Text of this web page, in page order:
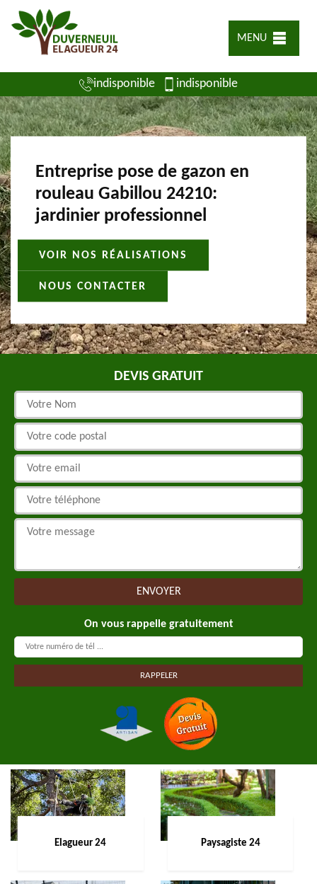
MENU
indisponible indisponible
Entreprise pose de gazon en
rouleau Gabillou 24210:
jardinier professionnel
VOIR NOS RÉALISATIONS
NOUS CONTACTER
DEVIS GRATUIT
On vous rappelle gratuitement
Elagueur 24 Paysagiste 24